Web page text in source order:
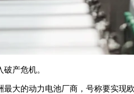
产危机。
最大的动力电池厂商，号称要实